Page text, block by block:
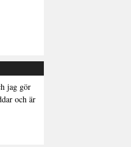
jag gör
och är